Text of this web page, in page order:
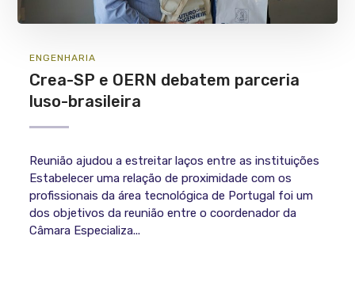
ENGENHARIA
Crea-SP e OERN debatem parceria
luso-brasileira
Reunião ajudou a estreitar laços entre as instituições
Estabelecer uma relação de proximidade com os
profissionais da área tecnológica de Portugal foi um
dos objetivos da reunião entre o coordenador da
Câmara Especializa...